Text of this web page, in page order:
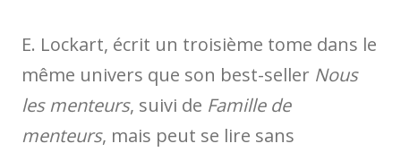
E. Lockart, écrit un troisième tome dans le
même univers que son best-seller Nous
les menteurs, suivi de Famille de
menteurs, mais peut se lire sans